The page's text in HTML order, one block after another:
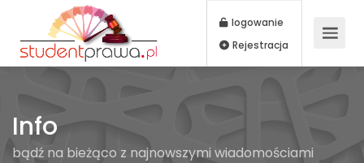
logowanie
Rejestracja
Info
bądź na bieżąco z najnowszymi wiadomościami